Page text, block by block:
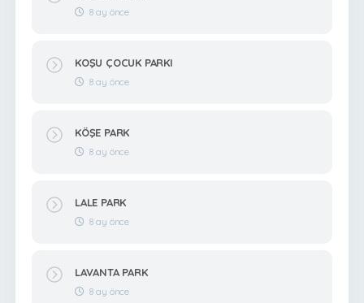
8 ay önce
KOŞU ÇOCUK PARKI
8 ay önce
KÖŞE PARK
8 ay önce
LALE PARK
8 ay önce
LAVANTA PARK
8 ay önce